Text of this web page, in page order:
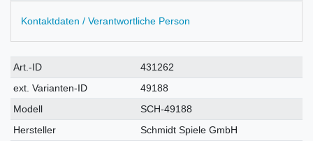
Kontaktdaten / Verantwortliche Person
Technisches
Merkmal
Wert
Art.-ID
431262
ext. Varianten-ID
49188
Modell
SCH-49188
Hersteller
Schmidt Spiele GmbH